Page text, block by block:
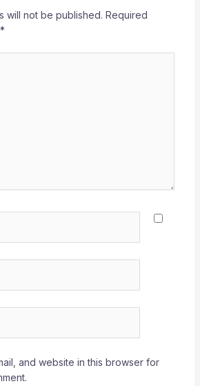
will not be published. Required
*
and website in this browser for